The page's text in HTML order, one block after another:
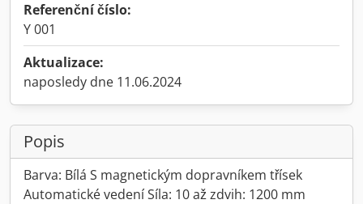
Referenční číslo:
Y 001
Aktualizace:
naposledy dne 11.06.2024
Popis
Barva: Bílá S magnetickým dopravníkem třísek
Automatické vedení Síla: 10 až zdvih: 1200 mm